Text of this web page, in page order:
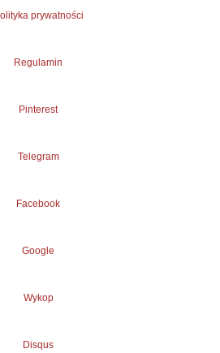
prywatności
Regulamin
Pinterest
Telegram
Facebook
Google
Wykop
Disqus